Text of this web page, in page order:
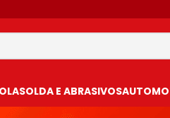
SOLDA E ABRASIVOS